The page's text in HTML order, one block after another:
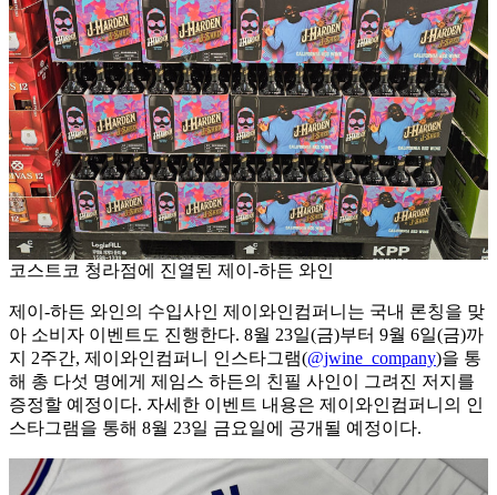
코스트코 청라점에 진열된 제이-하든 와인
제이-하든 와인의 수입사인 제이와인컴퍼니는 국내 론칭을 맞
아 소비자 이벤트도 진행한다. 8월 23일(금)부터 9월 6일(금)까
지 2주간, 제이와인컴퍼니 인스타그램(@jwine_company)을 통
해 총 다섯 명에게 제임스 하든의 친필 사인이 그려진 저지를
증정할 예정이다. 자세한 이벤트 내용은 제이와인컴퍼니의 인
스타그램을 통해 8월 23일 금요일에 공개될 예정이다.